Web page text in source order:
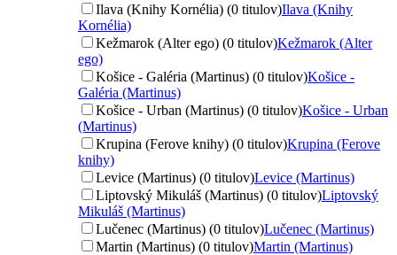
Ilava (Knihy Kornélia) (0 titulov)Ilava (Knihy
Kornélia)
Kežmarok (Alter ego) (0 titulov)Kežmarok (Alter
ego)
Košice - Galéria (Martinus) (0 titulov)Košice -
Galéria (Martinus)
Košice - Urban (Martinus) (0 titulov)Košice - Urban
(Martinus)
Krupina (Ferove knihy) (0 titulov)Krupina (Ferove
knihy)
Levice (Martinus) (0 titulov)Levice (Martinus)
Liptovský Mikuláš (Martinus) (0 titulov)Liptovský
Mikuláš (Martinus)
Lučenec (Martinus) (0 titulov)Lučenec (Martinus)
Martin (Martinus) (0 titulov)Martin (Martinus)